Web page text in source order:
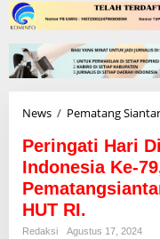
News / Pematang Siantar
Peringati Hari
Indonesia Ke-
HUT RI.
Redaksi
Agustus 17, 2024